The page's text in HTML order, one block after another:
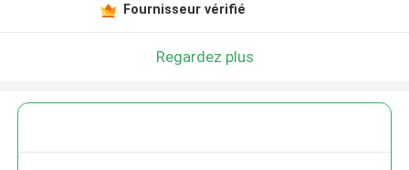
Fournisseur vérifié
Regardez plus